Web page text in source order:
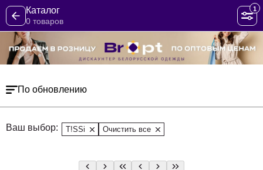
Каталог
0 товаров
1
По обновлению
Ваш выбор: T!SSi Очистить все